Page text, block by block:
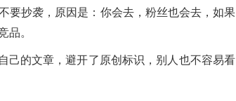
要抄袭，原因是：你会去，粉丝也会去，如果
品。
己的文章，避开了原创标识，别人也不容易看